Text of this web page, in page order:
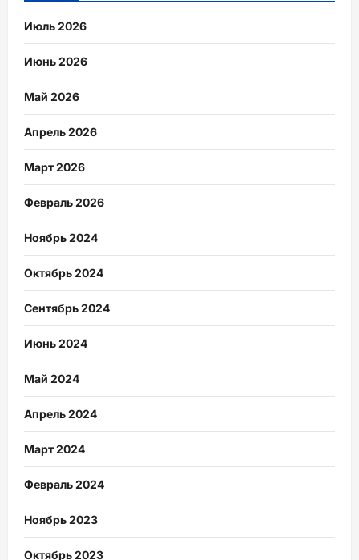
Июль 2026
Июнь 2026
Май 2026
Апрель 2026
Март 2026
Февраль 2026
Ноябрь 2024
Октябрь 2024
Сентябрь 2024
Июнь 2024
Май 2024
Апрель 2024
Март 2024
Февраль 2024
Ноябрь 2023
Октябрь 2023